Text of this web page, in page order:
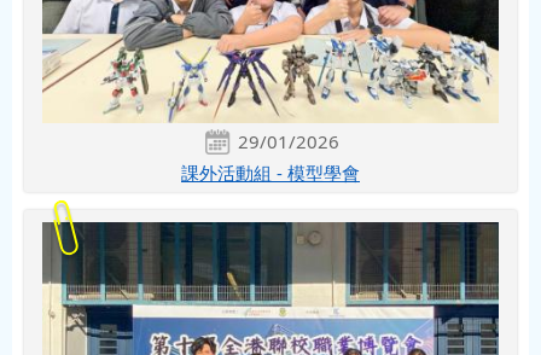
29/01/2026
課外活動組 - 模型學會